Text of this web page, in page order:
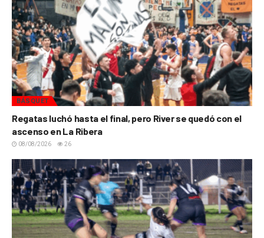
BÁSQUET
Regatas luchó hasta el final, pero River se quedó con el
ascenso en La Ribera
08/08/2026 26